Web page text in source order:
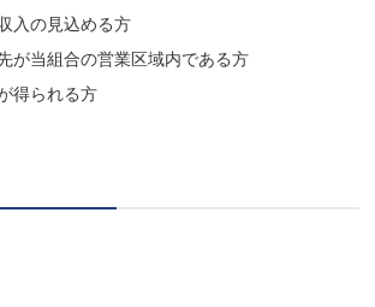
入の見込める方
が当組合の営業区域内である方
得られる方